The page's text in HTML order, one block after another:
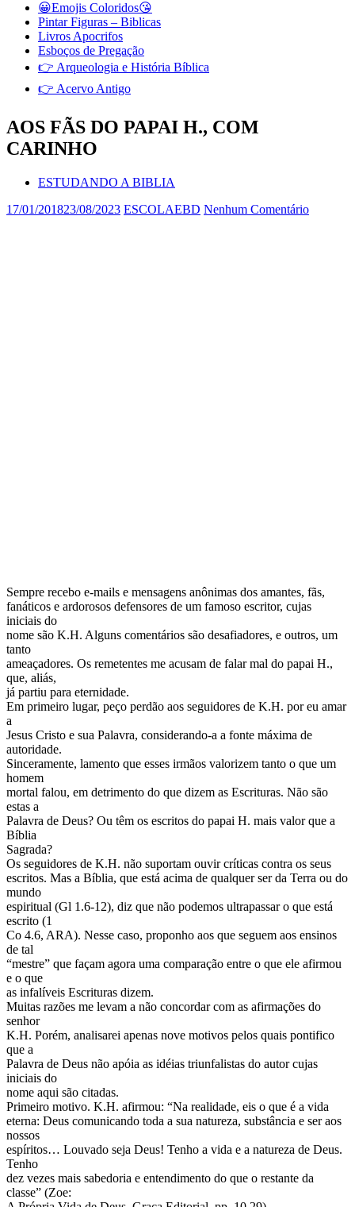
😀Emojis Coloridos😘
Pintar Figuras – Biblicas
Livros Apocrifos
Esboços de Pregação
👉 Arqueologia e História Bíblica
👉 Acervo Antigo
AOS FÃS DO PAPAI H., COM
CARINHO
ESTUDANDO A BIBLIA
17/01/201823/08/2023 ESCOLAEBD Nenhum Comentário
Sempre recebo e-mails e mensagens anônimas dos amantes, fãs,
fanáticos e ardorosos defensores de um famoso escritor, cujas
iniciais do
nome são K.H. Alguns comentários são desafiadores, e outros, um
tanto
ameaçadores. Os remetentes me acusam de falar mal do papai H.,
que, aliás,
já partiu para eternidade.
Em primeiro lugar, peço perdão aos seguidores de K.H. por eu amar
a
Jesus Cristo e sua Palavra, considerando-a a fonte máxima de
autoridade.
Sinceramente, lamento que esses irmãos valorizem tanto o que um
homem
mortal falou, em detrimento do que dizem as Escrituras. Não são
estas a
Palavra de Deus? Ou têm os escritos do papai H. mais valor que a
Bíblia
Sagrada?
Os seguidores de K.H. não suportam ouvir críticas contra os seus
escritos. Mas a Bíblia, que está acima de qualquer ser da Terra ou do
mundo
espiritual (Gl 1.6-12), diz que não podemos ultrapassar o que está
escrito (1
Co 4.6, ARA). Nesse caso, proponho aos que seguem aos ensinos
de tal
“mestre” que façam agora uma comparação entre o que ele afirmou
e o que
as infalíveis Escrituras dizem.
Muitas razões me levam a não concordar com as afirmações do
senhor
K.H. Porém, analisarei apenas nove motivos pelos quais pontifico
que a
Palavra de Deus não apóia as idéias triunfalistas do autor cujas
iniciais do
nome aqui são citadas.
Primeiro motivo. K.H. afirmou: “Na realidade, eis o que é a vida
eterna: Deus comunicando toda a sua natureza, substância e ser aos
nossos
espíritos… Louvado seja Deus! Tenho a vida e a natureza de Deus.
Tenho
dez vezes mais sabedoria e entendimento do que o restante da
classe” (Zoe: